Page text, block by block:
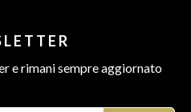
e rimani sempre aggiornato